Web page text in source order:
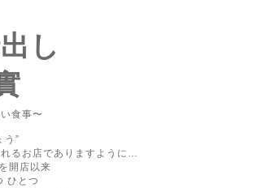
し
食事〜
う”
るお店でありますように…
開店以来
ひとつ